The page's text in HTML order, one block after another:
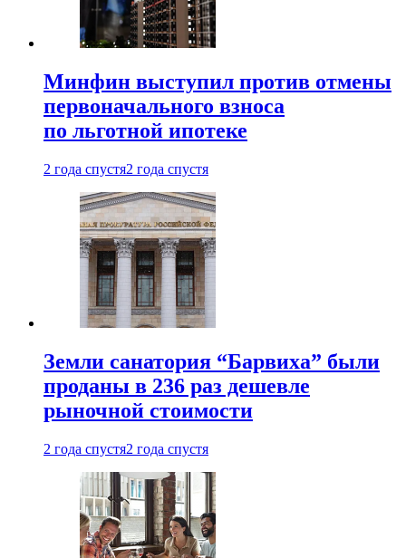
Минфин выступил против отмены
первоначального взноса
по льготной ипотеке
2 года спустя2 года спустя
Земли санатория “Барвиха” были
проданы в 236 раз дешевле
рыночной стоимости
2 года спустя2 года спустя